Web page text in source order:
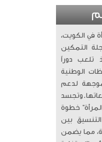
في الكويت،
التمكين
تلعب دوراً
الوطنية
لدعم
​وتجسد
خطوة
بين
مما يضمن